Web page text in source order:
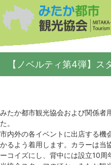
【ノベルティ第4弾】ス
みたか都市観光協会および関係者
た。
市内外の各イベントに出店する機
かるよう着用します。カラーは当
ーコイズにし、背中には設立10周